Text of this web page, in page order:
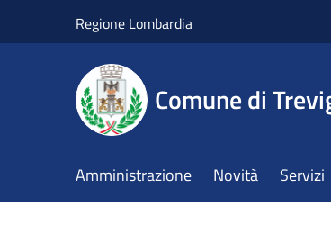
Regione Lombardia
Comune di
Amministrazione Novità Servizi